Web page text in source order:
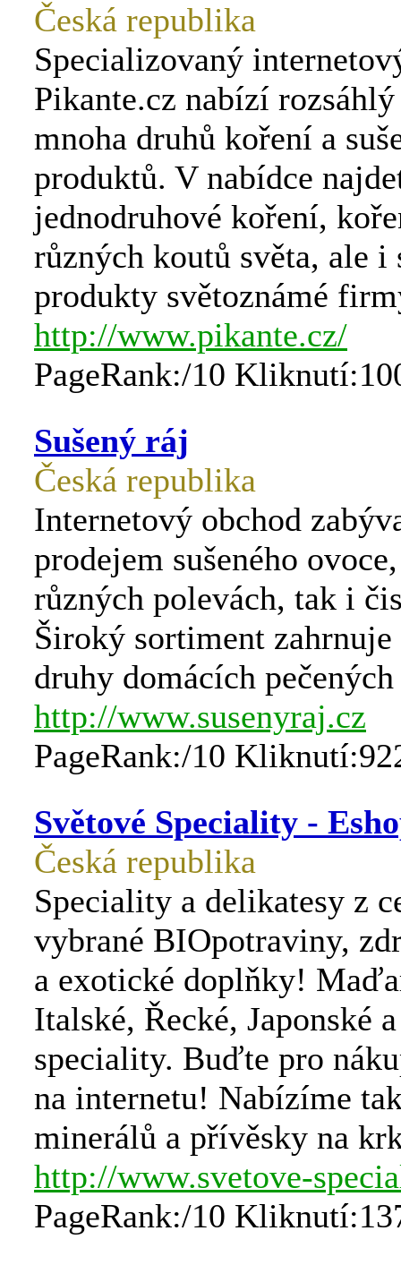
Česká republika
Specializovaný
Pikante.cz nabízí
mnoha druhů koření a
produktů. V nabídce
jednodruhové koření,
různých koutů světa, ale i
produkty světoznámé
http://www.pikante.cz/
PageRank:/10
Sušený ráj
Česká republika
Internetový obchod
prodejem sušeného
různých polevách, tak i
Široký sortiment
druhy domácích
http://www.susenyraj.cz
PageRank:/10
Světové Speciality -
Česká republika
Speciality a delikatesy z
vybrané BIOpotraviny,
a exotické doplňky!
Italské, Řecké, Japonské
speciality. Buďte pro
na internetu! Nabízíme
minerálů a přívěsky na
http://www.svetove-
PageRank:/10